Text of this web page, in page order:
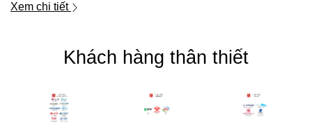
Xem chi tiết
Khách hàng thân thiết